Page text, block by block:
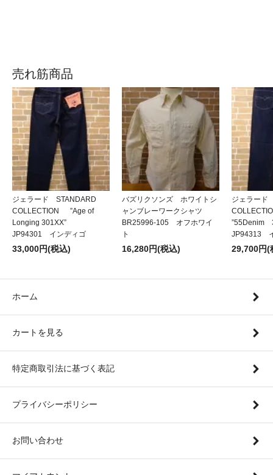
売れ筋商品
ジェラード STANDARD
COLLECTION ”Age of
Longing 301XX”
JP94301 インディゴ
33,000円(税込)
バズリクソンズ ホワイトシ
ャンブレーワークシャツ
BR25996-105 オフホワイ
ト
16,280円(税込)
ジェラード
JP94313
29,700円(
ホーム
カートを見る
特定商取引法に基づく表記
プライバシーポリシー
お問い合わせ